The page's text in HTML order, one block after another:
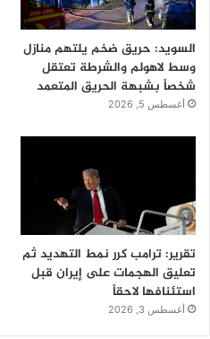
السويد: حريق ضخم يلتهم منازل
وسط لاهولم والشرطة تعتقل
شخصاً بشبهة الحريق المتعمد
أغسطس 5, 2026
تقرير: ترامب كرر نمط التهديد ثم
تعليق الهجمات على إيران قبل
استئنافها لاحقاً
أغسطس 3, 2026